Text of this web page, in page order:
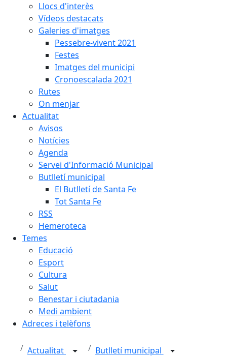
Llocs d'interès
Vídeos destacats
Galeries d'imatges
Pessebre-vivent 2021
Festes
Imatges del municipi
Cronoescalada 2021
Rutes
On menjar
Actualitat
Avisos
Notícies
Agenda
Servei d'Informació Municipal
Butlletí municipal
El Butlletí de Santa Fe
Tot Santa Fe
RSS
Hemeroteca
Temes
Educació
Esport
Cultura
Salut
Benestar i ciutadania
Medi ambient
Adreces i telèfons
Actualitat
Butlletí municipal